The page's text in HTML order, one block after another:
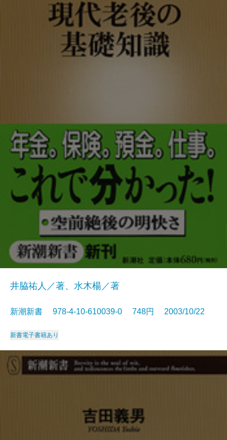
井脇祐人／著、水木楊／著
新潮新書 978-4-10-610039-0 748円 2003/10/22
新書電子書籍あり